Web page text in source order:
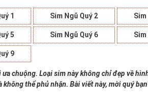
1 Sim Ngũ Quý 2 Sim
5 Sim Ngũ Quý 6 Sim
9
chuộng. Loại sim này không chỉ đẹp về
thể phủ nhận. Bài viết này, mời quý